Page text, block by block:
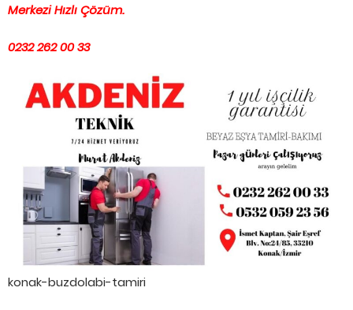
Merkezi Hızlı Çözüm.
0232 262 00 33
konak-buzdolabi-tamiri